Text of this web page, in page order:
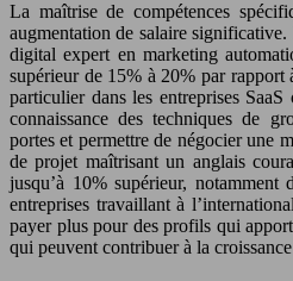
La maîtrise de compétences
augmentation de salaire
digital expert en marketing
supérieur de 15% à 20% par
particulier dans les entreprises
connaissance des techniques de
portes et permettre de négocier une
de projet maîtrisant un anglais
jusqu’à 10% supérieur, notamment
entreprises travaillant à
payer plus pour des profils qui
qui peuvent contribuer à la